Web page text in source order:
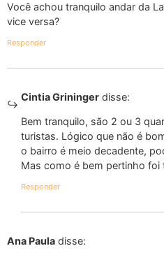
Você achou tranquilo andar da
vice versa?
Responder
Cintia Grininger disse:
Bem tranquilo, são 2 ou 3
turistas. Lógico que não é
o bairro é meio decadente,
Mas como é bem pertinho foi
Responder
Ana Paula disse: